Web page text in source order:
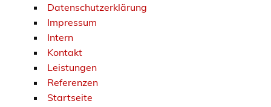
Datenschutzerklärung
Impressum
Intern
Kontakt
Leistungen
Referenzen
Startseite